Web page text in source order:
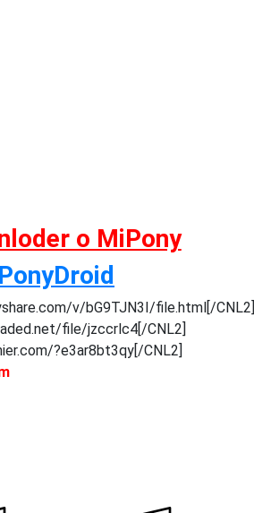
o MiPony
v/bG9TJN3I/file.html[/CNL2]
file/jzccrlc4[/CNL2]
?e3ar8bt3qy[/CNL2]